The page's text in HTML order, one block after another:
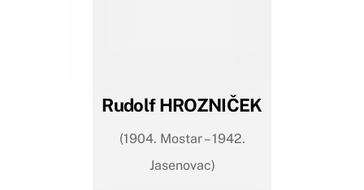
Rudolf HROZNIČEK
(1904. Mostar – 1942.
Jasenovac)